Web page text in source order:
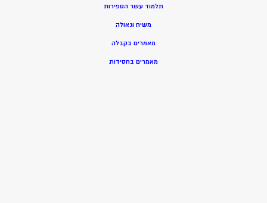
תלמוד עשר הספירות
משיח וגאולה
מאמרים בקבלה
מאמרים בחסידות